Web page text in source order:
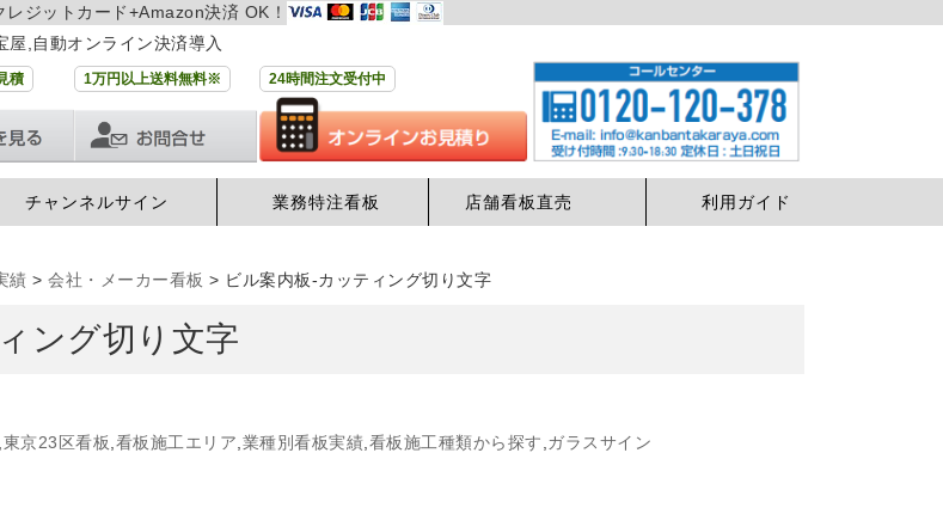
ジットカード+Amazon決済 OK！
,自動オンライン決済導入
積 1万円以上送料無料※ 24時間注文受付中
チャンネルサイン 業務特注看板 店舗看板直売 利用ガイド
績 > 会社・メーカー看板 > ビル案内板-カッティング切り文字
ング切り文字
東京23区看板 看板施工エリア 業種別看板実績 看板施工種類から探す ガラスサイン